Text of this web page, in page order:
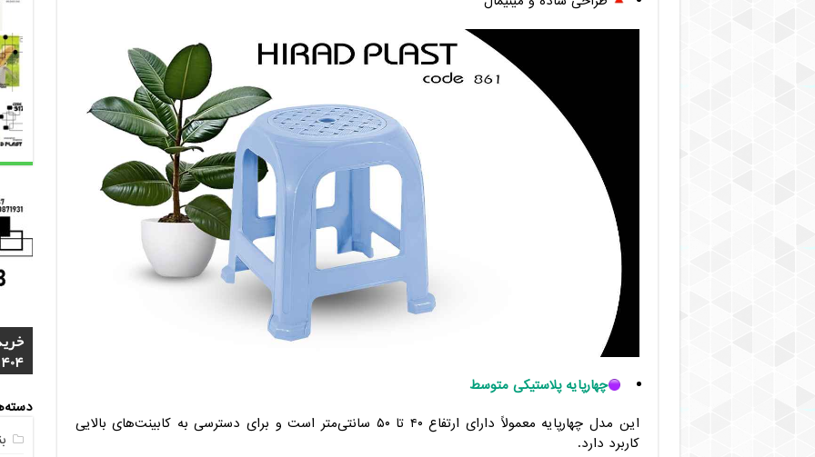
چهارپایه پلاستیکی متوسط
این مدل چهارپایه معمولاً دارای ارتفاع ۴۰ تا ۵۰ سانتی‌متر است و برای دسترسی به کابینت‌های بالایی
کاربرد دارد.
4